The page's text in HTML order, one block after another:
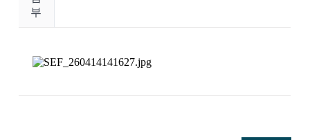
부